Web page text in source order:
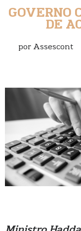
GOVERNO
DE
por Assescont